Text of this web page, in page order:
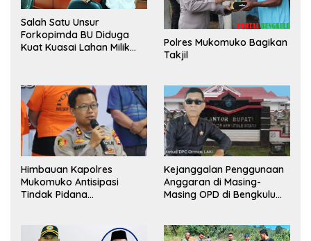
Salah Satu Unsur
Forkopimda BU Diduga
Kuat Kuasai Lahan Milik
Polres Mukomuko Bagikan
Takjil
Himbauan Kapolres
Mukomuko Antisipasi
Tindak Pidana
Kejanggalan Penggunaan
Anggaran di Masing-
Masing OPD di Bengkulu